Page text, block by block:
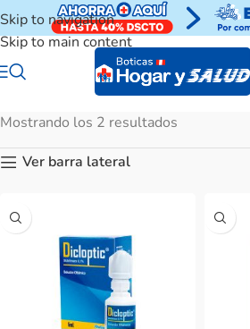
Skip to navigation
Skip to main content
Mostrando los 2 resultados
Ver barra lateral